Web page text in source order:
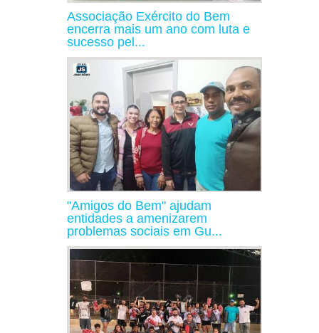
Associação Exército do Bem
encerra mais um ano com luta e
sucesso pel...
"Amigos do Bem" ajudam
entidades a amenizarem
problemas sociais em Gu...